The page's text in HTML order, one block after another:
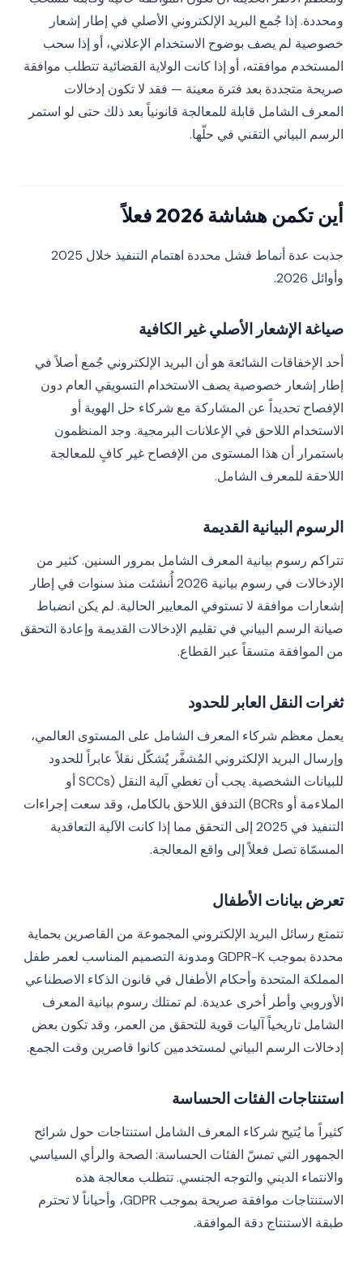
ومحددة. إذا جُمع البريد الإلكتروني الأصلي في إطار إشعار
خصوصية لم يصف بوضوح الاستخدام الإعلاني، أو إذا سحب
المستخدم موافقته، أو إذا كانت الولاية القضائية تتطلب موافقة
صريحة متجددة بعد فترة معينة — فقد لا تكون إدخالات
المعرف الشامل قابلة للمعالجة قانونياً بعد ذلك حتى لو استمر
الرسم البياني التقني في حلّها.
أين تكمن هشاشة 2026 فعلاً
جذبت عدة أنماط فشل محددة اهتمام التنفيذ خلال 2025
وأوائل 2026.
صياغة الإشعار الأصلي غير الكافية
أحد الإخفاقات الشائعة هو أن البريد الإلكتروني جُمع أصلاً في
إطار إشعار خصوصية يصف الاستخدام التسويقي العام دون
الإفصاح تحديداً عن المشاركة مع شركاء حل الهوية أو
الاستخدام اللاحق في الإعلانات البرمجية. وجد المنظمون
باستمرار أن هذا المستوى من الإفصاح غير كافٍ للمعالجة
اللاحقة للمعرف الشامل.
الرسوم البيانية القديمة
تتراكم رسوم بيانية المعرف الشامل بمرور السنين. كثير من
الإدخالات في رسوم بيانية 2026 أُنشئت منذ سنوات في إطار
إشعارات موافقة لا تستوفي المعايير الحالية. لم يكن انضباط
صيانة الرسم البياني في تقليم الإدخالات القديمة وإعادة التحقق
من الموافقة متسقاً عبر القطاع.
ثغرات النقل العابر للحدود
يعمل معظم شركاء المعرف الشامل على المستوى العالمي،
وإرسال البريد الإلكتروني المُشفَّر يُشكّل نقلاً عابراً للحدود
للبيانات الشخصية. يجب أن تغطي آلية النقل (SCCs أو
الملاءمة أو BCRs) التدفق اللاحق بالكامل، وقد سعت إجراءات
التنفيذ في 2025 إلى التحقق مما إذا كانت الآلية التعاقدية
المسمّاة تصل فعلاً إلى واقع المعالجة.
تعرض بيانات الأطفال
تتمتع رسائل البريد الإلكتروني المجموعة من القاصرين بحماية
محددة بموجب GDPR-K ومدونة التصميم المناسب لعمر طفل
المملكة المتحدة وأحكام الأطفال في قانون الذكاء الاصطناعي
الأوروبي وأطر أخرى عديدة. لم تمتلك رسوم بيانية المعرف
الشامل تاريخياً آليات قوية للتحقق من العمر، وقد تكون بعض
إدخالات الرسم البياني لمستخدمين كانوا قاصرين وقت الجمع.
استنتاجات الفئات الحساسة
كثيراً ما يُتيح شركاء المعرف الشامل استنتاجات حول شرائح
الجمهور التي تمسّ الفئات الحساسة: الصحة والرأي السياسي
والانتماء الديني والتوجه الجنسي. تتطلب معالجة هذه
الاستنتاجات موافقة صريحة بموجب GDPR، وأحياناً لا تحترم
طبقة الاستنتاج دقة الموافقة.